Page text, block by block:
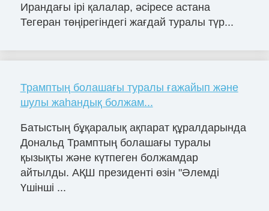
Ирандағы ірі қалалар, әсіресе астана
Тегеран төңірегіндегі жағдай туралы түр...
Трамптың болашағы туралы ғажайып және
шулы жаһандық болжам...
Батыстың бұқаралық ақпарат құралдарында
Дональд Трамптың болашағы туралы
қызықты және күтпеген болжамдар
айтылды. АҚШ президенті өзін "Әлемді
Үшінші ...